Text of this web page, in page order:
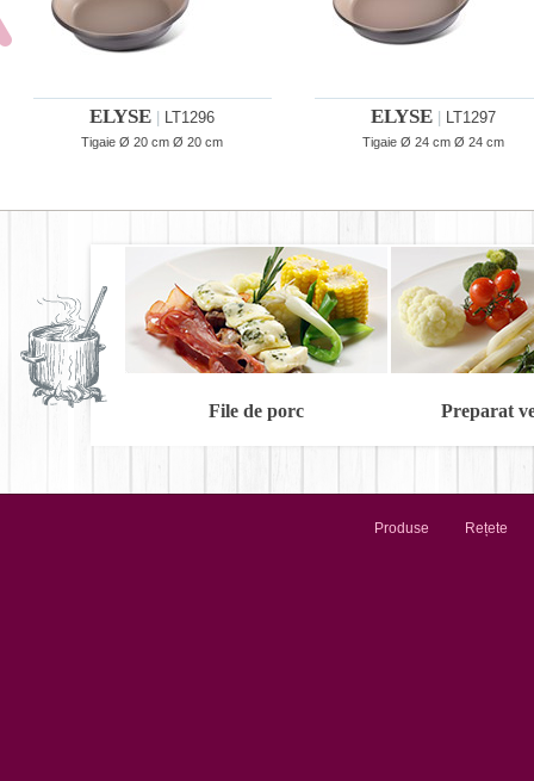
ELYSE LT1296
Tigaie Ø 20 cm Ø 20 cm
ELYSE LT1297
Tigaie Ø 24 cm Ø 24 cm
File de porc Preparat
Produse Rețete